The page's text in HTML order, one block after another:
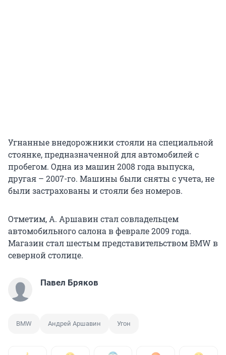
Угнанные внедорожники стояли на специальной
стоянке, предназначенной для автомобилей с
пробегом. Одна из машин 2008 года выпуска,
другая – 2007-го. Машины были сняты с учета, не
были застрахованы и стояли без номеров.
Отметим, А. Аршавин стал совладельцем
автомобильного салона в феврале 2009 года.
Магазин стал шестым представительством BMW в
северной столице.
Павел Бряков
BMW Андрей Аршавин Угон